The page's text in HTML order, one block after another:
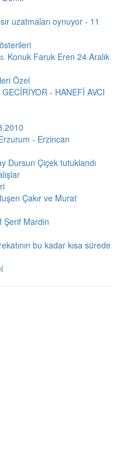
uzatmaları oynuyor - 11
Konuk Faruk Eren 24 Aralık
Özel
- HANEFİ AVCI
- Erzincan
Dursun Çiçek tutuklandı
Çakır ve Murat
Şerif Mardin
bu kadar kısa sürede